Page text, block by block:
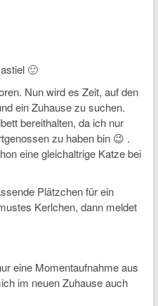
🙂
Nun wird es Zeit, auf den
ein Zuhause zu suchen.
bereithalten, da ich nur
zu haben bin 😉 .
eine gleichaltrige Katze bei
Plätzchen für ein
Kerlchen, dann meldet
eine Momentaufnahme aus
im neuen Zuhause auch